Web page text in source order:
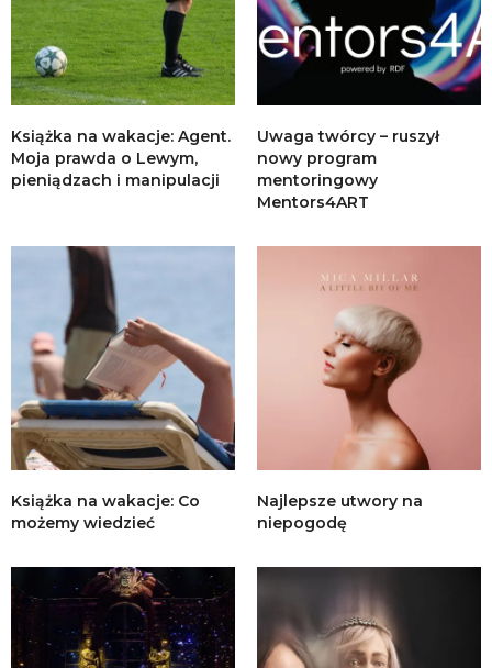
Książka na wakacje: Agent.
Moja prawda o Lewym,
pieniądzach i manipulacji
Uwaga twórcy – ruszył
nowy program
mentoringowy
Mentors4ART
Książka na wakacje: Co
możemy wiedzieć
Najlepsze utwory na
niepogodę